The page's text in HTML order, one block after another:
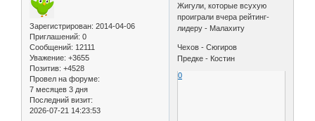
Зарегистрирован: 2014-04-06
Приглашений: 0
Сообщений: 12111
Уважение: +3655
Позитив: +4528
Провел на форуме:
7 месяцев 3 дня
Последний визит:
2026-07-21 14:23:53
Жигули, которые всухую
проиграли вчера рейтинг-
лидеру - Малахиту
Чехов - Сюгиров
Предке - Костин
0